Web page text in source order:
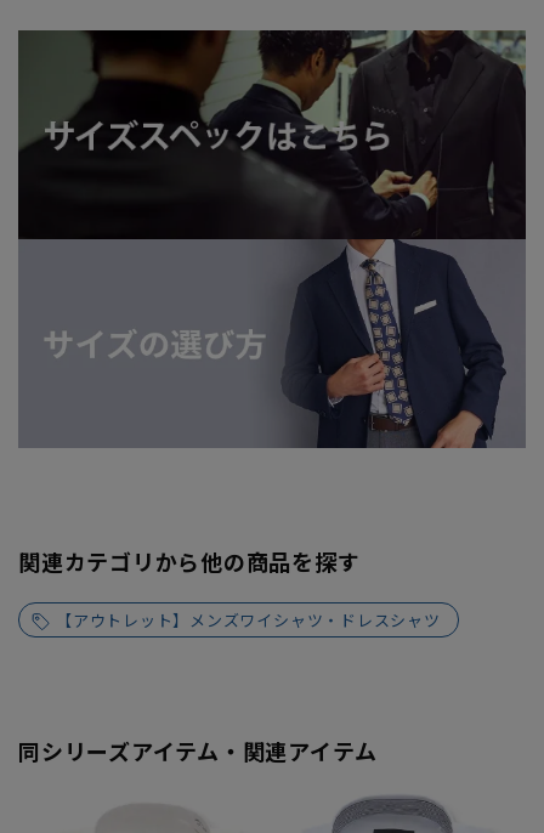
関連カテゴリから他の商品を探す
【アウトレット】メンズワイシャツ・ドレスシャツ
同シリーズアイテム・関連アイテム